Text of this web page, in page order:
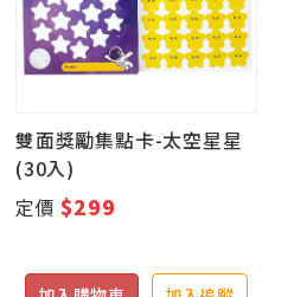
雙面獎勵集點卡-太空星星
(30入)
定價$299